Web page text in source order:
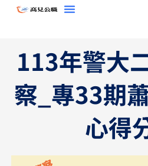
113年警大
察_專33期
心得